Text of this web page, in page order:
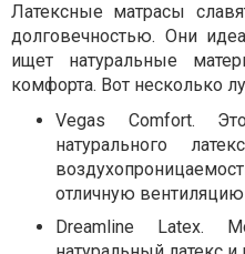
Латексные матрасы
долговечностью. Они
ищет натуральные
комфорта. Вот несколько
Vegas Comfort.
натурального
отличную
Dreamline Latex.